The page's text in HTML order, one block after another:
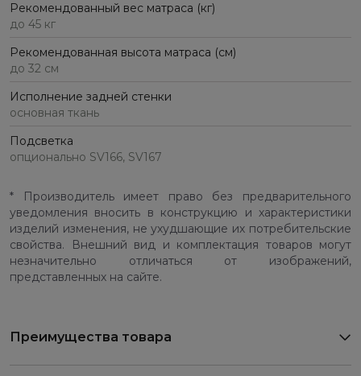
Рекомендованный вес матраса (кг)
до 45 кг
Рекомендованная высота матраса (см)
до 32 см
Исполнение задней стенки
основная ткань
Подсветка
опционально SV166, SV167
* Производитель имеет право без предварительного
уведомления вносить в конструкцию и характеристики
изделий изменения, не ухудшающие их потребительские
свойства. Внешний вид и комплектация товаров могут
незначительно отличаться от изображений,
представленных на сайте.
Преимущества товара